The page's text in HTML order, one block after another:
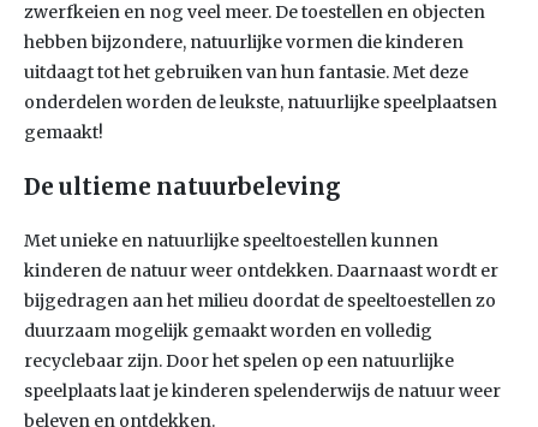
zwerfkeien en nog veel meer. De toestellen en objecten
hebben bijzondere, natuurlijke vormen die kinderen
uitdaagt tot het gebruiken van hun fantasie. Met deze
onderdelen worden de leukste, natuurlijke speelplaatsen
gemaakt!
De ultieme natuurbeleving
Met unieke en natuurlijke speeltoestellen kunnen
kinderen de natuur weer ontdekken. Daarnaast wordt er
bijgedragen aan het milieu doordat de speeltoestellen zo
duurzaam mogelijk gemaakt worden en volledig
recyclebaar zijn. Door het spelen op een natuurlijke
speelplaats laat je kinderen spelenderwijs de natuur weer
beleven en ontdekken.